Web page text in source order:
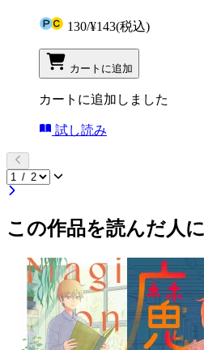
130/¥143(税込)
カートに追加
カートに追加しました
試し読み
この作品を読んだ人